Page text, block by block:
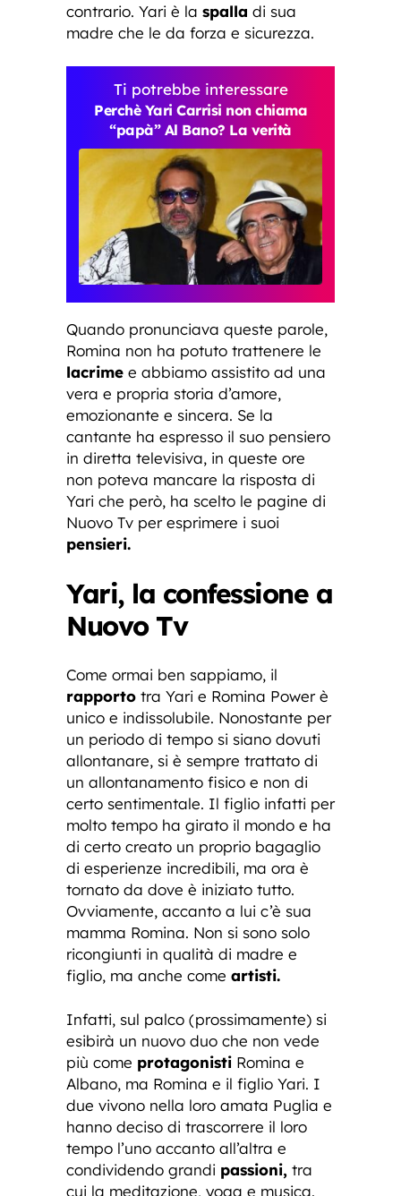
contrario. Yari è la spalla di sua
madre che le da forza e sicurezza.
Ti potrebbe interessare
Perchè Yari Carrisi non chiama
“papà” Al Bano? La verità
Quando pronunciava queste parole,
Romina non ha potuto trattenere le
lacrime e abbiamo assistito ad una
vera e propria storia d’amore,
emozionante e sincera. Se la
cantante ha espresso il suo pensiero
in diretta televisiva, in queste ore
non poteva mancare la risposta di
Yari che però, ha scelto le pagine di
Nuovo Tv per esprimere i suoi
pensieri.
Yari, la confessione a
Nuovo Tv
Come ormai ben sappiamo, il
rapporto tra Yari e Romina Power è
unico e indissolubile. Nonostante per
un periodo di tempo si siano dovuti
allontanare, si è sempre trattato di
un allontanamento fisico e non di
certo sentimentale. Il figlio infatti per
molto tempo ha girato il mondo e ha
di certo creato un proprio bagaglio
di esperienze incredibili, ma ora è
tornato da dove è iniziato tutto.
Ovviamente, accanto a lui c’è sua
mamma Romina. Non si sono solo
ricongiunti in qualità di madre e
figlio, ma anche come artisti.
Infatti, sul palco (prossimamente) si
esibirà un nuovo duo che non vede
più come protagonisti Romina e
Albano, ma Romina e il figlio Yari. I
due vivono nella loro amata Puglia e
hanno deciso di trascorrere il loro
tempo l’uno accanto all’altra e
condividendo grandi passioni, tra
cui la meditazione, yoga e musica.